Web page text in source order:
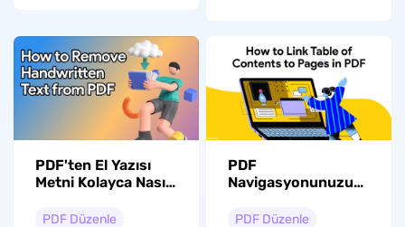
PDF'ten El Yazısı
Metni Kolayca Nasıl
PDF Düzenle
PDF
Navigasyonunuzu
İçindekileri PDF'deki
PDF Düzenle